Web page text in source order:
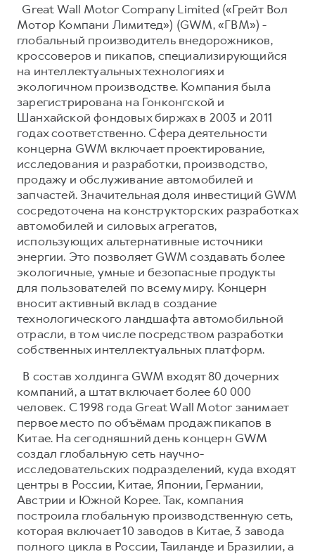
Great Wall Motor Company Limited («Грейт Вол
Мотор Компани Лимитед») (GWM, «ГВМ») -
глобальный производитель внедорожников,
кроссоверов и пикапов, специализирующийся
на интеллектуальных технологиях и
экологичном производстве. Компания была
зарегистрирована на Гонконгской и
Шанхайской фондовых биржах в 2003 и 2011
годах соответственно. Сфера деятельности
концерна GWM включает проектирование,
исследования и разработки, производство,
продажу и обслуживание автомобилей и
запчастей. Значительная доля инвестиций GWM
сосредоточена на конструкторских разработках
автомобилей и силовых агрегатов,
использующих альтернативные источники
энергии. Это позволяет GWM создавать более
экологичные, умные и безопасные продукты
для пользователей по всему миру. Концерн
вносит активный вклад в создание
технологического ландшафта автомобильной
отрасли, в том числе посредством разработки
собственных интеллектуальных платформ.
В состав холдинга GWM входят 80 дочерних
компаний, а штат включает более 60 000
человек. С 1998 года Great Wall Motor занимает
первое место по объёмам продаж пикапов в
Китае. На сегодняшний день концерн GWM
создал глобальную сеть научно-
исследовательских подразделений, куда входят
центры в России, Китае, Японии, Германии,
Австрии и Южной Корее. Так, компания
построила глобальную производственную сеть,
которая включает 10 заводов в Китае, 3 завода
полного цикла в России, Таиланде и Бразилии, а